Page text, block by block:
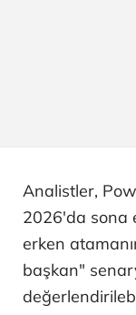
Analistler,
2026'da sona
erken
başkan"